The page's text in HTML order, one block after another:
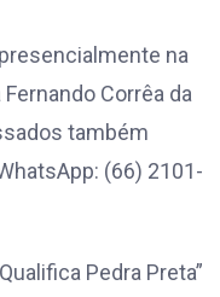
na
Corrêa da
também
(66) 2101-
Pedra Preta”